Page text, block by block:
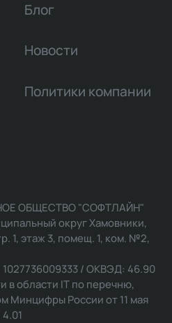
Блог
Новости
Политики компании
ОБЩЕСТВО "СОФТЛАЙН"
округ Хамовники,
1, этаж 3, помещ. 1, ком. №2,
/ ОКВЭД: 46.90
в области IT по перечню,
Минцифры России от 11 мая